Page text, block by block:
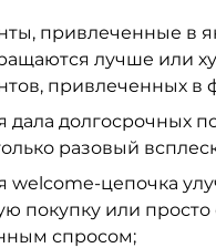
привлеченные в
лучше или
привлеченных в
дала долгосрочных
разовый
welcome-цепочка
покупку или просто
спросом;